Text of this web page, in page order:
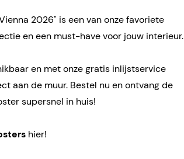
2026" is een van onze favoriete
en een must-have voor jouw interieur.
en met onze gratis inlijstservice
aan de muur. Bestel nu en ontvang de
supersnel in huis!
hier!